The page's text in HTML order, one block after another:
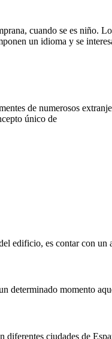
cuando se es niño.
un idioma y se
de numerosos
único de
edificio, es contar con un
determinado momento
diferentes ciudades de